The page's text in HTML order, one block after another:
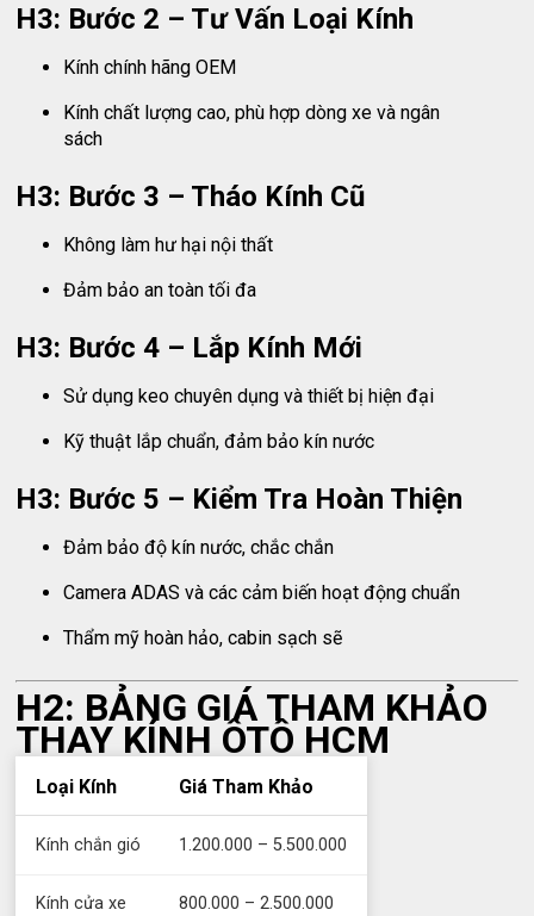
H3: Bước 2 – Tư Vấn Loại Kính
Kính chính hãng OEM
Kính chất lượng cao, phù hợp dòng xe và ngân
sách
H3: Bước 3 – Tháo Kính Cũ
Không làm hư hại nội thất
Đảm bảo an toàn tối đa
H3: Bước 4 – Lắp Kính Mới
Sử dụng keo chuyên dụng và thiết bị hiện đại
Kỹ thuật lắp chuẩn, đảm bảo kín nước
H3: Bước 5 – Kiểm Tra Hoàn Thiện
Đảm bảo độ kín nước, chắc chắn
Camera ADAS và các cảm biến hoạt động chuẩn
Thẩm mỹ hoàn hảo, cabin sạch sẽ
H2: BẢNG GIÁ THAM KHẢO
THAY KÍNH ÔTÔ HCM
Loại Kính Giá Tham Khảo
Kính chắn gió 1.200.000 – 5.500.000
Kính cửa xe 800.000 – 2.500.000